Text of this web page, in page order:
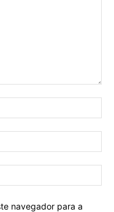
navegador para a